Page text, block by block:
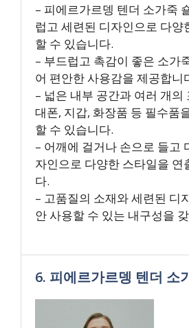
– 피에르가르뎅 텐더 소가죽
럽고 세련된 디자인으로 다양
할 수 있습니다.
– 부드럽고 촉감이 좋은 소가
어 편안한 사용감을 제공합니
– 넓은 내부 공간과 여러 개의
대폰, 지갑, 화장품 등 필수품
할 수 있습니다.
– 어깨에 걸거나 손으로 들고
자인으로 다양한 스타일을 연
다.
– 고품질의 소재와 세련된 디
안 사용할 수 있는 내구성을
6. 피에르가르뎅 텐더 소